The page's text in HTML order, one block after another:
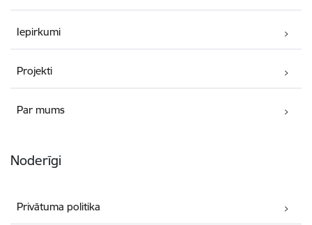
Iepirkumi
Projekti
Par mums
Noderīgi
Privātuma politika